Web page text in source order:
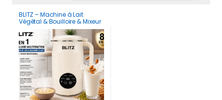
BLITZ – Machine à Lait
Végétal & Bouilloire & Mixeur
8en1 – 1,2 L, Prépare Lait
d’Amande, Avoine, Soja, Jus,
Smoothies, Soupes,
Nettoyage Automatique